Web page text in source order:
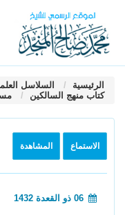
الرئيسية السلاسل
كتاب منهج السالكين
الاستماع المشاهدة